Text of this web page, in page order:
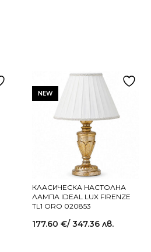
NEW
КЛАСИЧЕСКА НАСТОЛНА
ЛАМПА IDEAL LUX FIRENZE
TL1 ORO 020853
177.60 €/ 347.36 лв.